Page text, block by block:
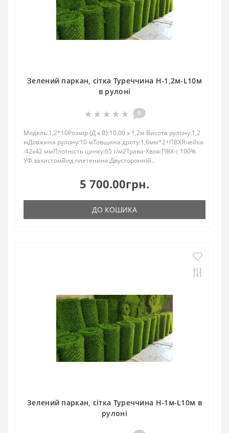
Зелений паркан, сітка Туреччина H-1,2м-L10м
в рулоні
0
Модель:1,2*10Розмір (Д x В):10.00 x 1,2м Висота рулону:1,2
мДовжина рулону:10 мТовщина дроту:1,6мм*2+ПВХЯчейка
:42х42 ммПлотність цинку:65 г/м2Трава-Хвоя:ПBX c 100%
УФ зaхистомВид плетениня:Двусторонній..
5 700.00грн.
ДО КОШИКА
Зелений паркан, сітка Туреччина H-1м-L10м в
рулоні